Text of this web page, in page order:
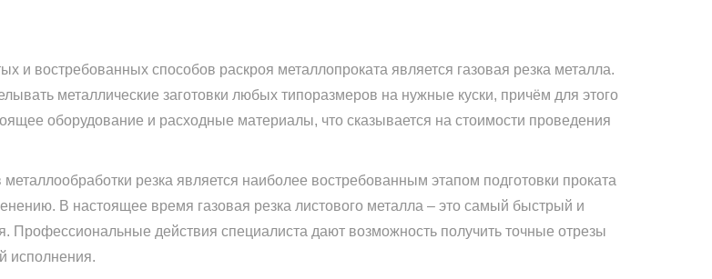
и востребованных способов раскроя металлопроката является газовая резка металла.
металлические заготовки любых типоразмеров на нужные куски, причём для этого
оборудование и расходные материалы, что сказывается на стоимости проведения
резка является наиболее востребованным этапом подготовки проката
В настоящее время газовая резка листового металла – это самый быстрый и
Профессиональные действия специалиста дают возможность получить точные отрезы
исполнения.